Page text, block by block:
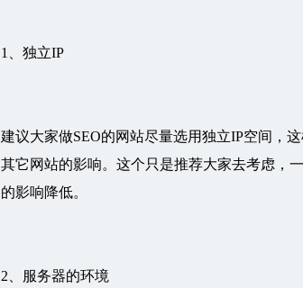
1、独立IP
建议大家做SEO的网站尽量选用独立IP空间，
其它网站的影响。这个只是推荐大家去考虑，
的影响降低。
2、服务器的环境